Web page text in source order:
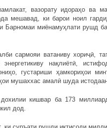
вазорату идораҳо ва
мешавад, ки барои ноил
Барномаи миёнамуҳлати рушд
сармояи ватаниву хориҷӣ,
нақлиётӣ,
густариши ҳамкориҳои
мушаххас амалӣ шуда
кишвар ба 173
дод.